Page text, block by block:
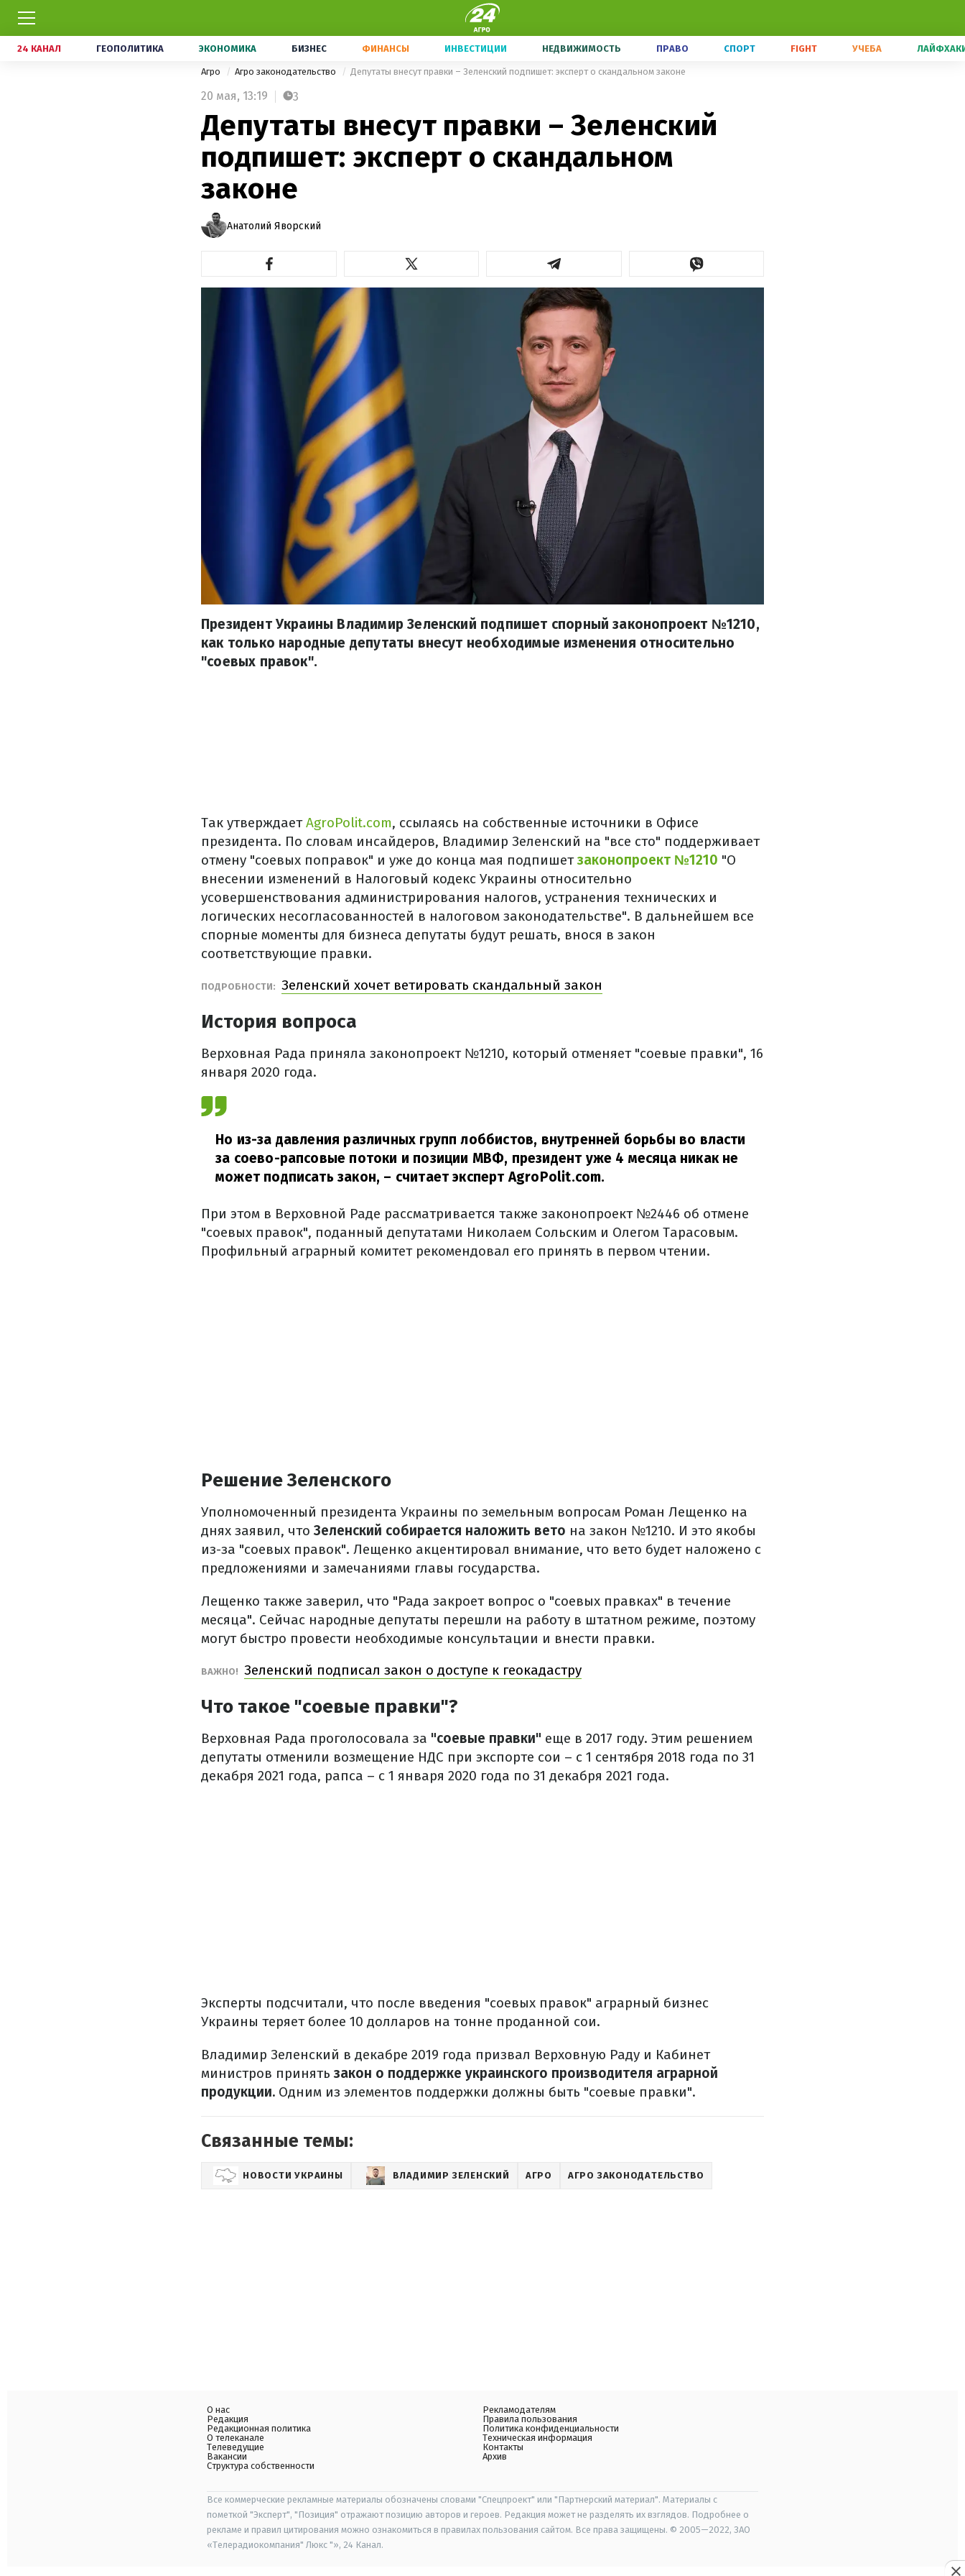
24 КАНАЛ ГЕОПОЛИТИКА ЭКОНОМИКА БИЗНЕС ФИНАНСЫ ИНВЕСТИЦИИ НЕДВИЖИМОСТЬ ПРАВО СПОРТ FIGHT УЧЕБА
Агро Агро законодательство Депутаты внесут правки – Зеленский подпишет: эксперт о скандальном законе
20 мая, 13:19 3
Депутаты внесут правки – Зеленский
подпишет: эксперт о скандальном
законе
Анатолий Яворский
Президент Украины Владимир Зеленский подпишет спорный законопроект №1210,
как только народные депутаты внесут необходимые изменения относительно
"соевых правок".
Так утверждаетAgroPolit.com, ссылаясь на собственные источники в Офисе
президента. По словам инсайдеров, Владимир Зеленский на "все сто" поддерживает
отмену "соевых поправок" и уже до конца мая подпишетзаконопроект №1210 "О
внесении изменений в Налоговый кодекс Украины относительно
усовершенствования администрирования налогов, устранения технических и
логических несогласованностей в налоговом законодательстве". В дальнейшем все
спорные моменты для бизнеса депутаты будут решать, внося в закон
соответствующие правки.
ПОДРОБНОСТИ: Зеленский хочет ветировать скандальный закон
История вопроса
Верховная Рада приняла законопроект №1210, который отменяет "соевые правки", 16
января 2020 года.
Но из-за давления различных групп лоббистов, внутренней борьбы во власти
за соево-рапсовые потоки и позиции МВФ, президент уже 4 месяца никак не
может подписать закон, – считает эксперт AgroPolit.com.
При этом в Верховной Раде рассматривается также законопроект №2446 об отмене
"соевых правок", поданный депутатами Николаем Сольским и Олегом Тарасовым.
Профильный аграрный комитет рекомендовал его принять в первом чтении.
Решение Зеленского
Уполномоченный президента Украины по земельным вопросам Роман Лещенко на
днях заявил, что Зеленский собирается наложить вето на закон №1210. И это якобы
из-за "соевых правок". Лещенко акцентировал внимание, что вето будет наложено с
предложениями и замечаниями главы государства.
Лещенко также заверил, что "Рада закроет вопрос о "соевых правках" в течение
месяца". Сейчас народные депутаты перешли на работу в штатном режиме, поэтому
могут быстро провести необходимые консультации и внести правки.
ВАЖНО! Зеленский подписал закон о доступе к геокадастру
Что такое "соевые правки"?
Верховная Рада проголосовала за "соевые правки" еще в 2017 году. Этим решением
депутаты отменили возмещение НДС при экспорте сои – с 1 сентября 2018 года по 31
декабря 2021 года, рапса – с 1 января 2020 года по 31 декабря 2021 года.
Эксперты подсчитали, что после введения "соевых правок" аграрный бизнес
Украины теряет более 10 долларов на тонне проданной сои.
Владимир Зеленский в декабре 2019 года призвал Верховную Раду и Кабинет
министров принятьзакон о поддержке украинского производителя аграрной
продукции. Одним из элементов поддержки должны быть "соевые правки".
Связанные темы:
НОВОСТИ УКРАИНЫ ВЛАДИМИР ЗЕЛЕНСКИЙ АГРО АГРО ЗАКОНОДАТЕЛЬСТВО
О нас
Редакция
Редакционная политика
О телеканале
Телеведущие
Вакансии
Структура собственности
Рекламодателям
Правила пользования
Политика конфиденциальности
Техническая информация
Контакты
Архив
Все коммерческие рекламные материалы обозначены словами "Спецпроект" или "Партнерский материал". Материалы с
пометкой "Эксперт", "Позиция" отражают позицию авторов и героев. Редакция может не разделять их взглядов. Подробнее о
рекламе и правил цитирования можно ознакомиться в правилах пользования сайтом. Все права защищены. © 2005—2022, ЗАО
«Телерадиокомпания" Люкс "», 24 Канал.